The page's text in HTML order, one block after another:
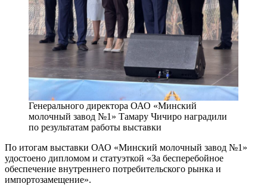
Генерального директора ОАО «Минский
молочный завод №1» Тамару Чичиро наградили
по результатам работы выставки
По итогам выставки ОАО «Минский молочный завод №1»
удостоено дипломом и статуэткой «За бесперебойное
обеспечение внутреннего потребительского рынка и
импортозамещение».